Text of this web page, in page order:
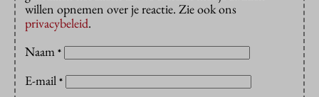
willen opnemen over je reactie. Zie ook ons
privacybeleid.
Naam *
E-mail *